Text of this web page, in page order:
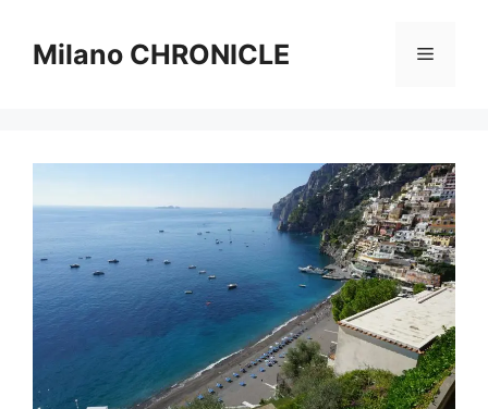
contenuto
Milano CHRONICLE Menu